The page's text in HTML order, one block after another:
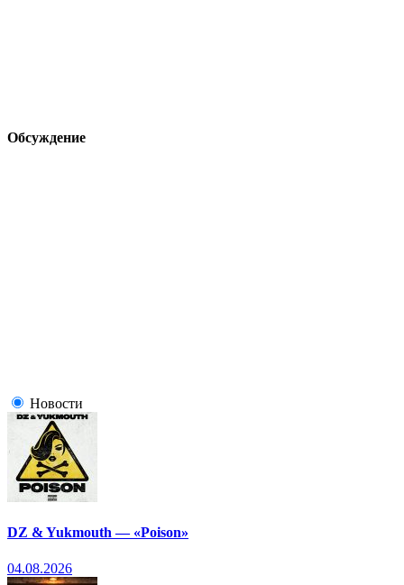
Обсуждение
Новости
DZ & Yukmouth — «Poison»
04.08.2026